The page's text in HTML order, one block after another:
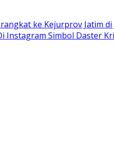
ke Kejurprov Jatim di
Instagram Simbol Daster